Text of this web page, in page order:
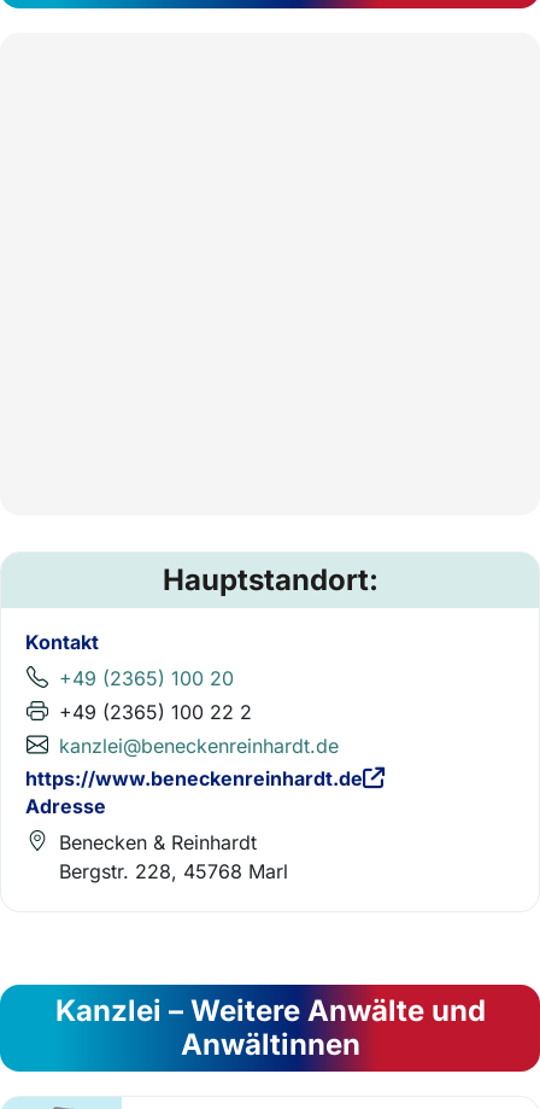
Hauptstandort:
Kontakt
+49 (2365) 100 20
+49 (2365) 100 22 2
kanzlei@beneckenreinhardt.de
https://www.beneckenreinhardt.de
Adresse
Benecken & Reinhardt
Bergstr. 228, 45768 Marl
Kanzlei – Weitere Anwälte und
Anwältinnen